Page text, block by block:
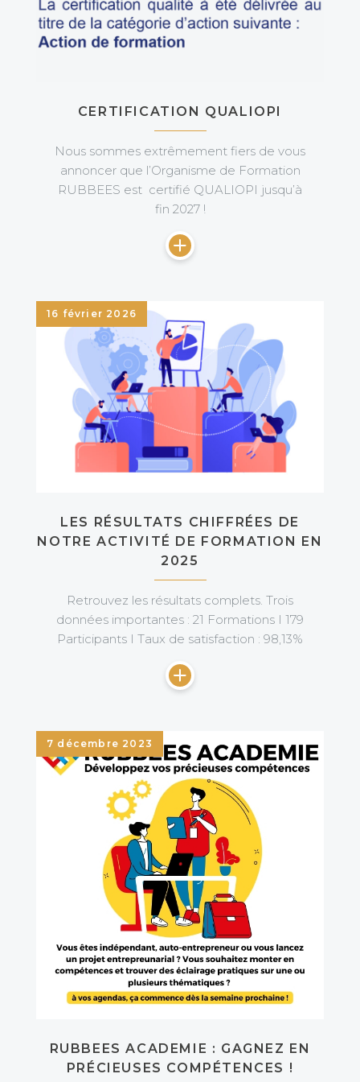
CERTIFICATION QUALIOPI
Nous sommes extrêmement fiers de vous
annoncer que l’Organisme de Formation
RUBBEES est certifié QUALIOPI jusqu’à
fin 2027 !
16 février 2026
LES RÉSULTATS CHIFFRÉES DE
NOTRE ACTIVITÉ DE FORMATION EN
2025
Retrouvez les résultats complets. Trois
données importantes : 21 Formations I 179
Participants I Taux de satisfaction : 98,13%
7 décembre 2023
RUBBEES ACADEMIE : GAGNEZ EN
PRÉCIEUSES COMPÉTENCES !